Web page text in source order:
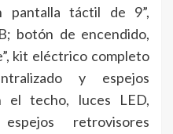
pantalla táctil de 9”,
botón de encendido,
kit eléctrico completo
y espejos
el techo, luces LED,
retrovisores